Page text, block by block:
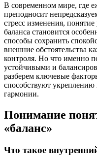
В современном мире, где
преподносит
стресс изменения,
баланса становится
способы сохранить
внешние обстоятельства
контроля. Но что именно
устойчивыми и
разберем ключевые
способствуют укреплению
гармонии.
Понимание
«баланс»
Что такое